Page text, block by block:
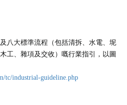
八大標準流程（包括清拆、水電、坭
工、雜項及交收）嘅行業指引，以圖
tc/industrial-guideline.php